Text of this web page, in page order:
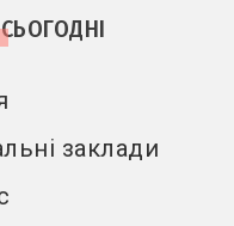
заклади